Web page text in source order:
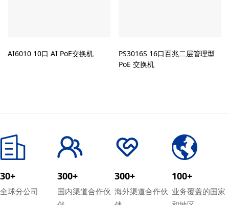
AI6010 10口 AI PoE交换机
PS3016S 16口百兆二层管理型
PoE 交换机
30+
全球分公司
300+
国内渠道合作伙
300+
海外渠道合作伙
100+
业务覆盖的国家